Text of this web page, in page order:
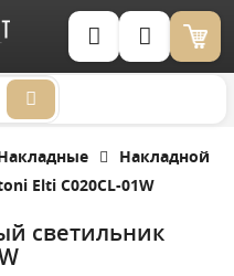
Корзина (0)
Накладной
Elti C020CL-01W
светильник